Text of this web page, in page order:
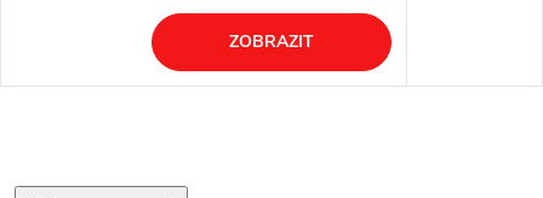
ZOBRAZIT